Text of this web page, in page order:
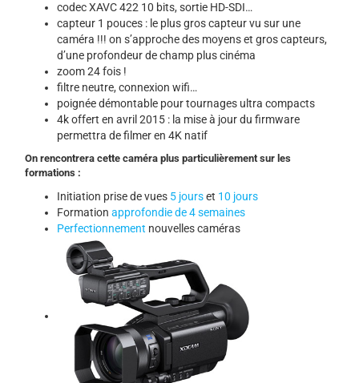
codec XAVC 422 10 bits, sortie HD-SDI…
capteur 1 pouces : le plus gros capteur vu sur une
caméra !!! on s’approche des moyens et gros capteurs,
d’une profondeur de champ plus cinéma
zoom 24 fois !
filtre neutre, connexion wifi…
poignée démontable pour tournages ultra compacts
4k offert en avril 2015 : la mise à jour du firmware
permettra de filmer en 4K natif
On rencontrera cette caméra plus particulièrement sur les
formations :
Initiation prise de vues 5 jourset 10 jours
Formationapprofondie de 4 semaines
Perfectionnement nouvelles caméras